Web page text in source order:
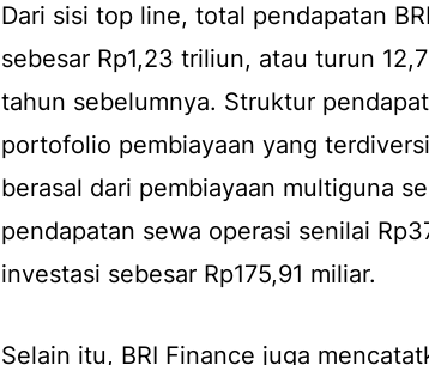
Dari sisi top line, total pendapatan
sebesar Rp1,23 triliun, atau turun
tahun sebelumnya. Struktur
portofolio pembiayaan yang
berasal dari pembiayaan multiguna
pendapatan sewa operasi senilai
investasi sebesar Rp175,91 miliar.
Selain itu, BRI Finance juga